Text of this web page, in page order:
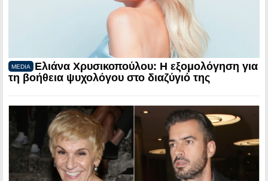
MEDIA
Ελιάνα Χρυσικοπούλου: Η εξομολόγηση για
τη βοήθεια ψυχολόγου στο διαζύγιό της